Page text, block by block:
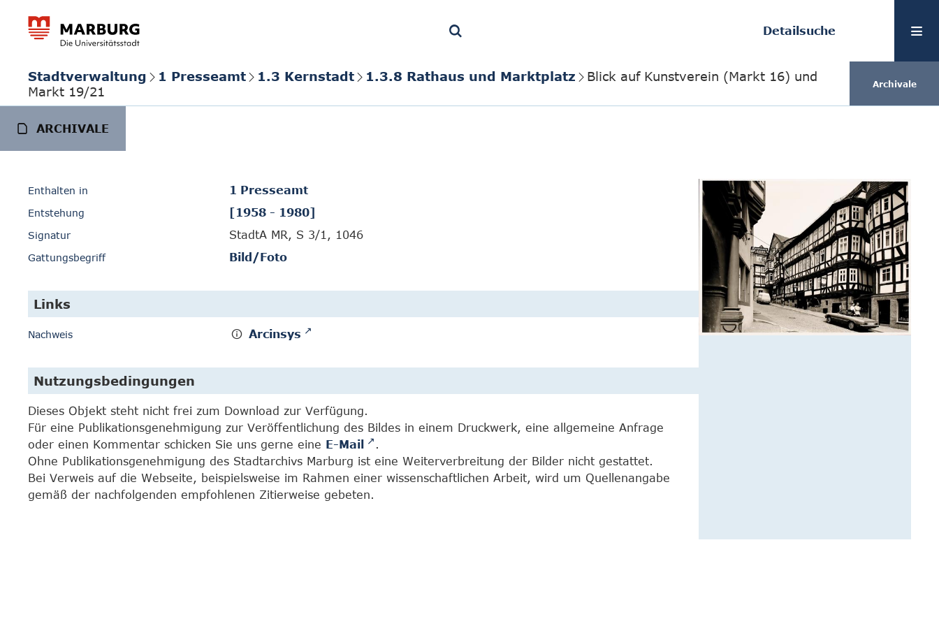
Detailsuche
Stadtverwaltung 1 Presseamt 1.3 Kernstadt 1.3.8 Rathaus und Marktplatz
Blick auf Kunstverein (Markt 16) und
Markt 19/21
Archivale
ARCHIVALE
Enthalten in 1 Presseamt
Entstehung [1958 - 1980]
Signatur StadtA MR, S 3/1, 1046
Gattungsbegriff Bild/Foto
Links
Nachweis Arcinsys
Nutzungsbedingungen
Dieses Objekt steht nicht frei zum Download zur Verfügung.
Für eine Publikationsgenehmigung zur Veröffentlichung des Bildes in einem Druckwerk, eine allgemeine Anfrage
oder einen Kommentar schicken Sie uns gerne eine E-Mail
.
Ohne Publikationsgenehmigung des Stadtarchivs Marburg ist eine Weiterverbreitung der Bilder nicht gestattet.
Bei Verweis auf die Webseite, beispielsweise im Rahmen einer wissenschaftlichen Arbeit, wird um Quellenangabe
gemäß der nachfolgenden empfohlenen Zitierweise gebeten.